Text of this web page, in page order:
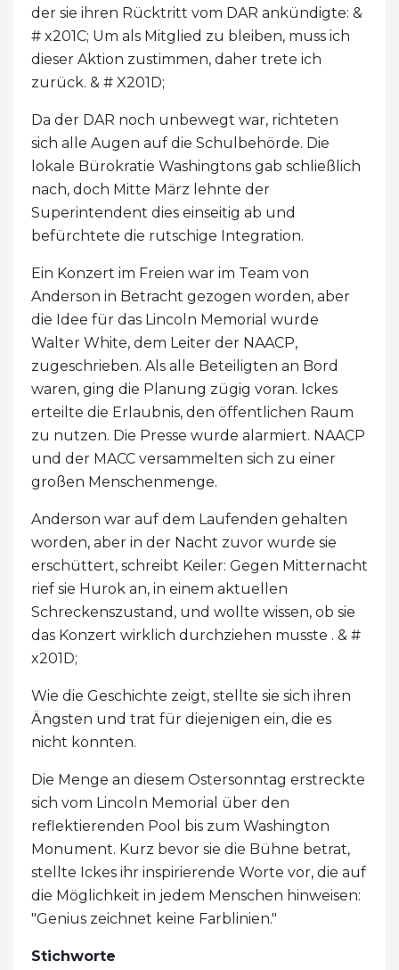
der sie ihren Rücktritt vom DAR ankündigte: &
# x201C; Um als Mitglied zu bleiben, muss ich
dieser Aktion zustimmen, daher trete ich
zurück. & # X201D;
Da der DAR noch unbewegt war, richteten
sich alle Augen auf die Schulbehörde. Die
lokale Bürokratie Washingtons gab schließlich
nach, doch Mitte März lehnte der
Superintendent dies einseitig ab und
befürchtete die rutschige Integration.
Ein Konzert im Freien war im Team von
Anderson in Betracht gezogen worden, aber
die Idee für das Lincoln Memorial wurde
Walter White, dem Leiter der NAACP,
zugeschrieben. Als alle Beteiligten an Bord
waren, ging die Planung zügig voran. Ickes
erteilte die Erlaubnis, den öffentlichen Raum
zu nutzen. Die Presse wurde alarmiert. NAACP
und der MACC versammelten sich zu einer
großen Menschenmenge.
Anderson war auf dem Laufenden gehalten
worden, aber in der Nacht zuvor wurde sie
erschüttert, schreibt Keiler: Gegen Mitternacht
rief sie Hurok an, in einem aktuellen
Schreckenszustand, und wollte wissen, ob sie
das Konzert wirklich durchziehen musste . & #
x201D;
Wie die Geschichte zeigt, stellte sie sich ihren
Ängsten und trat für diejenigen ein, die es
nicht konnten.
Die Menge an diesem Ostersonntag erstreckte
sich vom Lincoln Memorial über den
reflektierenden Pool bis zum Washington
Monument. Kurz bevor sie die Bühne betrat,
stellte Ickes ihr inspirierende Worte vor, die auf
die Möglichkeit in jedem Menschen hinweisen:
"Genius zeichnet keine Farblinien."
Stichworte